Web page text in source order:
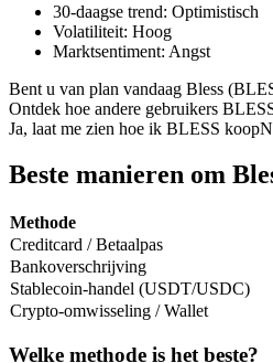
TradFi
Derivaten voor aandelen,
USDC-futures
30-daagse trend: Optimistisch
Volatiliteit: Hoog
Marktsentiment: Angst
Bent u van plan vandaag Bless
Ontdek hoe andere gebruikers
Ja, laat me zien hoe ik BLESS koop
Beste manieren om
Methode
Creditcard / Betaalpas
Bankoverschrijving
Stablecoin-handel (USDT/USDC)
Crypto-omwisseling / Wallet
Welke methode is het beste?